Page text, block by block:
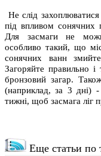
Не слід
під впливом сонячних
Для засмаги не
особливо такий, що
сонячних ванн
Загоряйте правильно і
бронзовий загар.
(наприклад, за 3 дні)
тижні, щоб засмага ліг
Еще статьи по